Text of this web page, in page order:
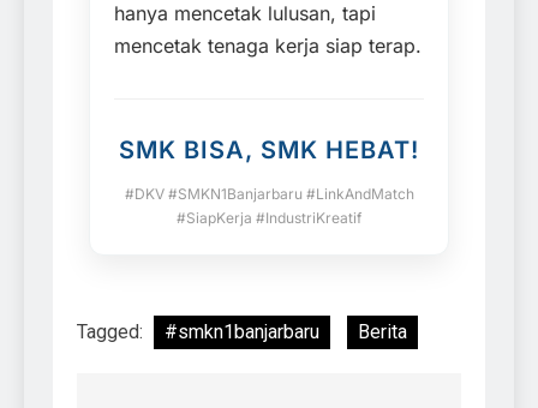
hanya mencetak lulusan, tapi
mencetak tenaga kerja siap terap.
SMK BISA, SMK HEBAT!
#DKV #SMKN1Banjarbaru #LinkAndMatch
#SiapKerja #IndustriKreatif
Tagged: #smkn1banjarbaru Berita